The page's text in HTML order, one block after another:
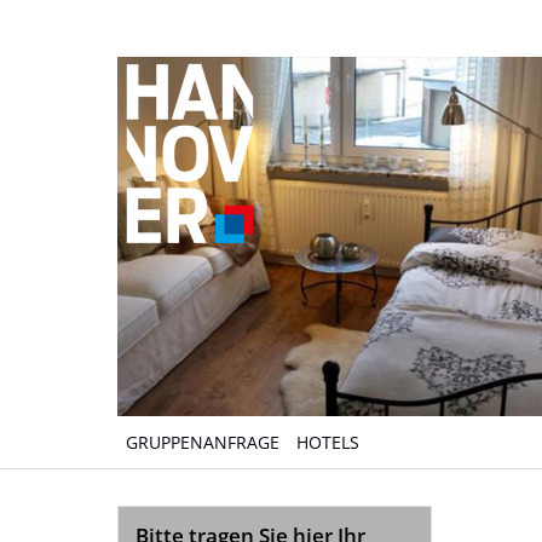
GRUPPENANFRAGE HOTELS
Bitte tragen Sie hier Ihr